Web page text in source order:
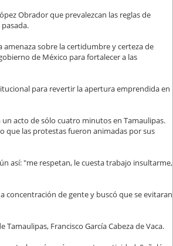
Obrador que prevalezcan las reglas de
sobre la certidumbre y certeza de
de México para fortalecer a las
para revertir la apertura emprendida en
acto de sólo cuatro minutos en Tamaulipas.
que las protestas fueron animadas por sus
así: "me respetan, le cuesta trabajo insultarme,
concentración de gente y buscó que se evitaran
Francisco García Cabeza de Vaca.